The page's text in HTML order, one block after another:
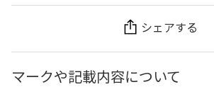
シェアする
マークや記載内容について